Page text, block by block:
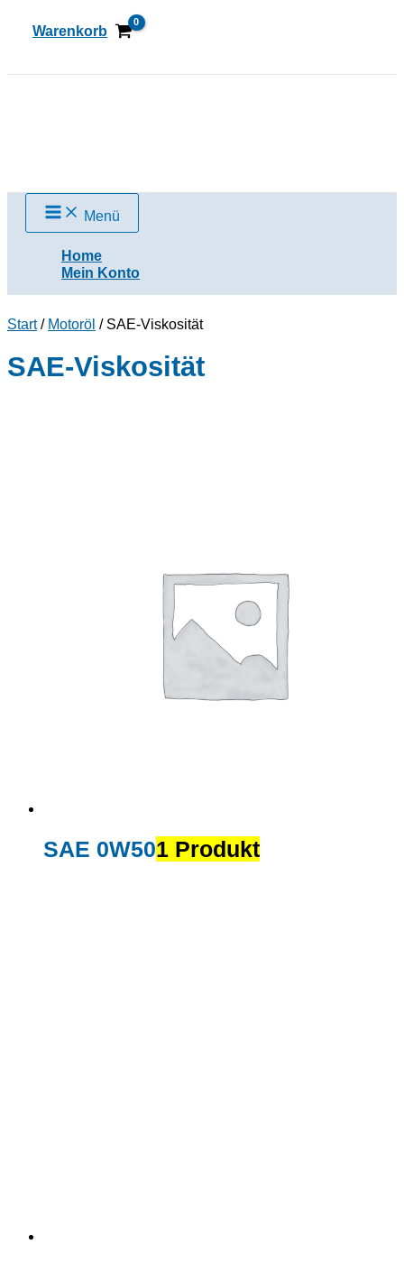
InhaltWarenkorb
Menü
Home
Mein Konto
Start/ Motoröl / SAE-Viskosität
SAE-Viskosität
SAE 0W501 Produkt